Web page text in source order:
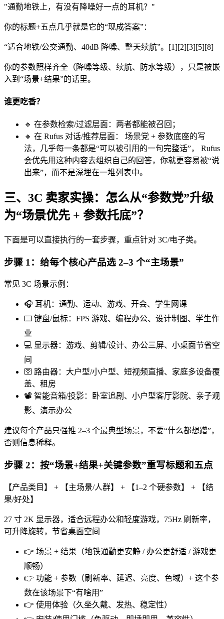
"通勤地铁上，有没有降噪好一点的耳机？"
你的标题+五点几乎就是它的“现成答案”：
“适合地铁/公交通勤、40dB 降噪、整天续航”。[1][2][3][5][8]
你的参数照样齐全（降噪等级、续航、防水等级），只是被嵌
入到“场景+结果”的话里。
谁更吃香？
🔹 在参数检索/过滤层面：两者都能被召回；
🔸 在 Rufus 对话/推荐层面： 场景党 + 参数底座的写
法，几乎每一条都是“可以被引用的一句完整话”， Rufus
会优先用这种内容去组织自己的回答，你就更容易被“说
出来”，而不是深埋在一堆列表中。
三、3C 卖家实操：怎么从“参数党”升级
为“场景优先 + 参数托底”？
下面是可以直接执行的一套步骤，重点针对 3C/电子类。
步骤 1：给每个核心产品选 2–3 个“主场景”
常见 3C 场景示例：
🎧 耳机：通勤、运动、游戏、开会、学生网课
⌨️ 键盘/鼠标：FPS 游戏、编程办公、设计制图、学生作
业
💻 显示器：游戏、剪辑/设计、办公三屏、小桌面节省空
间
🛜 路由器：大户型/小户型、短视频直播、家庭多设备覆
盖、租房
📽️ 智能音箱/投影：卧室追剧、小户型客厅影院、亲子观
影、演示办公
建议每个产品只强推 2–3 个最典型场景，不要“什么都想蹭”，
否则信息稀释。
步骤 2：按“场景+结果+关键参数”重写标题和五点
【产品类目】 + 【主场景/人群】 + 【1–2 个硬参数】 + 【结
果/好处】
27 寸 2K 显示器，适合远程办公和轻度游戏，75Hz 刷新率，
可升降旋转，节省桌面空间
👉 场景 + 结果（地铁通勤更安静 / 办公更舒适 / 游戏更
顺畅）
👉 功能 + 参数（刷新率、延迟、亮度、色域）+ 这个参
数在该场景下“有啥用”
👉 使用体验（久坐久戴、发热、稳定性）